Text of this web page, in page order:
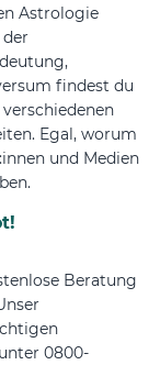
Astrologie
findest du
Egal, worum
und Medien
Beratung
0800-